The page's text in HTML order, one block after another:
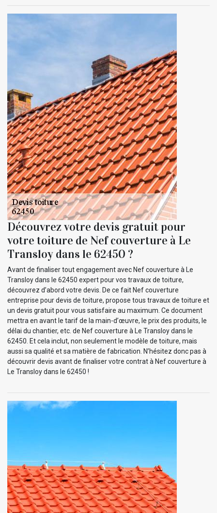
Découvrez votre devis gratuit pour
votre toiture de Nef couverture à Le
Transloy dans le 62450 ?
Avant de finaliser tout engagement avec Nef couverture à Le
Transloy dans le 62450 expert pour vos travaux de toiture,
découvrez d’abord votre devis. De ce fait Nef couverture
entreprise pour devis de toiture, propose tous travaux de toiture et
un devis gratuit pour vous satisfaire au maximum. Ce document
mettra en avant le tarif de la main-d’œuvre, le prix des produits, le
délai du chantier, etc. de Nef couverture à Le Transloy dans le
62450. Et cela inclut, non seulement le modèle de toiture, mais
aussi sa qualité et sa matière de fabrication. N’hésitez donc pas à
découvrir devis avant de finaliser votre contrat à Nef couverture à
Le Transloy dans le 62450 !